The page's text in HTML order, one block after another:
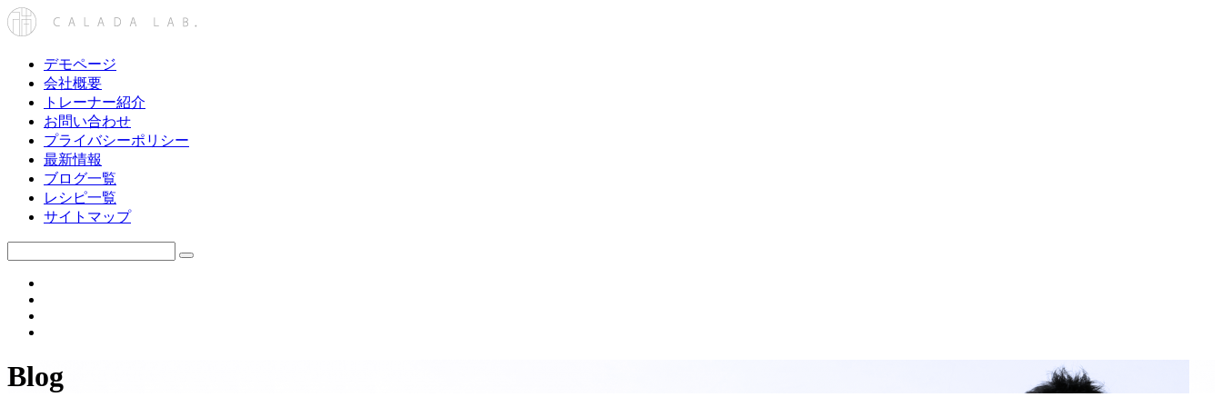
デモページ
会社概要
トレーナー紹介
お問い合わせ
プライバシーポリシー
最新情報
ブログ一覧
レシピ一覧
サイトマップ
Blog